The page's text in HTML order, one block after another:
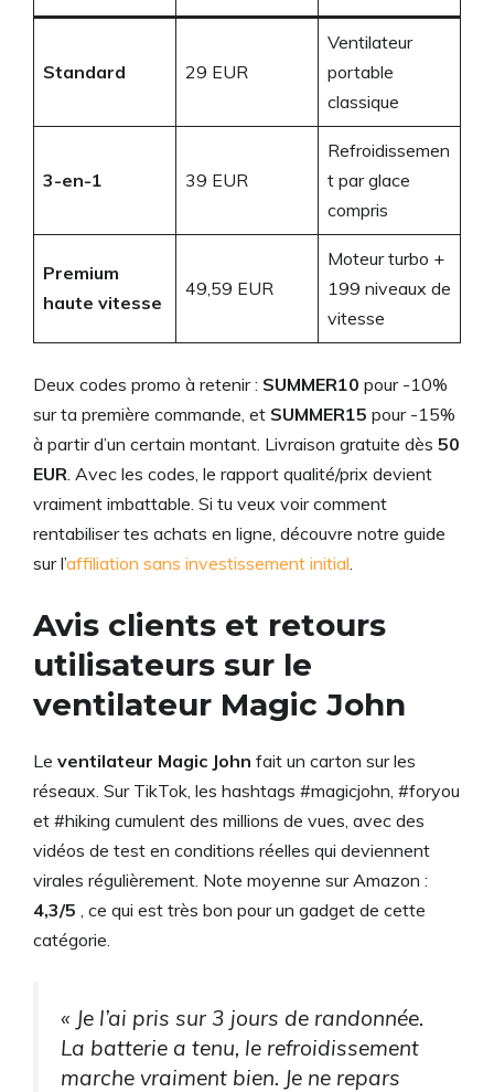
Standard 29 EUR
Ventilateur
portable
classique
3-en-1 39 EUR
Refroidissemen
t par glace
compris
Premium
haute vitesse
49,59 EUR
Moteur turbo +
199 niveaux de
vitesse
Deux codes promo à retenir : SUMMER10 pour -10%
sur ta première commande, et SUMMER15 pour -15%
à partir d’un certain montant. Livraison gratuite dès 50
EUR . Avec les codes, le rapport qualité/prix devient
vraiment imbattable. Si tu veux voir comment
rentabiliser tes achats en ligne, découvre notre guide
sur l’affiliation sans investissement initial
Avis clients et retours
utilisateurs sur le
ventilateur Magic John
Le ventilateur Magic John fait un carton sur les
réseaux. Sur TikTok, les hashtags #magicjohn, #foryou
et #hiking cumulent des millions de vues, avec des
vidéos de test en conditions réelles qui deviennent
virales régulièrement. Note moyenne sur Amazon :
4,3/5 , ce qui est très bon pour un gadget de cette
catégorie.
« Je l’ai pris sur 3 jours de randonnée.
La batterie a tenu, le refroidissement
marche vraiment bien. Je ne repars